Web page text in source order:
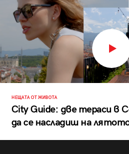
НЕЩАТА ОТ ЖИВОТА
City Guide: две тераси в
да се насладиш на